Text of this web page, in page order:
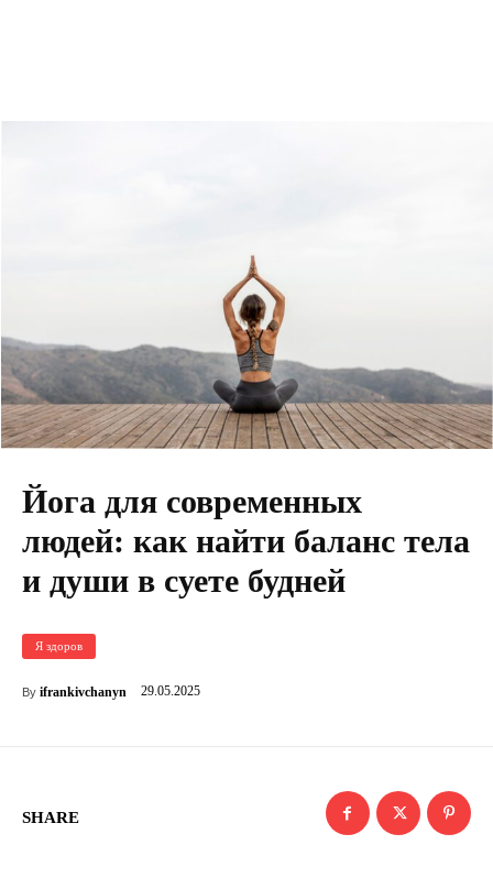
Йога для современных
людей: как найти баланс тела
и души в суете будней
Я здоров
By ifrankivchanyn 29.05.2025
SHARE